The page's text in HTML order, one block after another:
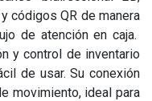
códigos QR de manera
de atención en caja.
y control de inventario
de usar. Su conexión
movimiento, ideal para